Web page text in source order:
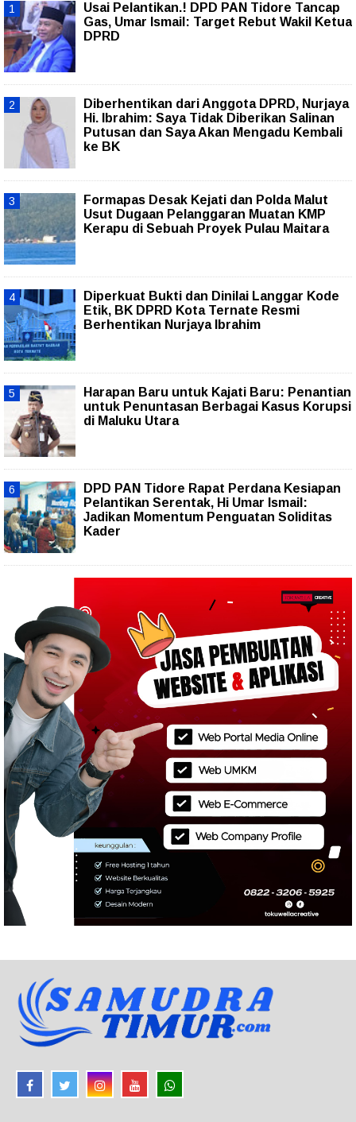
Usai Pelantikan.! DPD PAN Tidore Tancap
Gas, Umar Ismail: Target Rebut Wakil Ketua
DPRD
Diberhentikan dari Anggota DPRD, Nurjaya
Hi. Ibrahim: Saya Tidak Diberikan Salinan
Putusan dan Saya Akan Mengadu Kembali
ke BK
Formapas Desak Kejati dan Polda Malut
Usut Dugaan Pelanggaran Muatan KMP
Kerapu di Sebuah Proyek Pulau Maitara
Diperkuat Bukti dan Dinilai Langgar Kode
Etik, BK DPRD Kota Ternate Resmi
Berhentikan Nurjaya Ibrahim
Harapan Baru untuk Kajati Baru: Penantian
untuk Penuntasan Berbagai Kasus Korupsi
di Maluku Utara
DPD PAN Tidore Rapat Perdana Kesiapan
Pelantikan Serentak, Hi Umar Ismail:
Jadikan Momentum Penguatan Soliditas
Kader